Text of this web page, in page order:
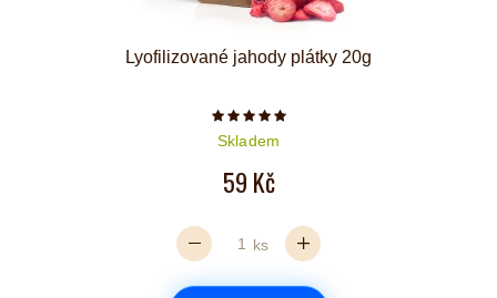
Lyofilizované jahody plátky 20g
Počet hvězdiček je 5 z 5
Skladem
59 Kč
ks